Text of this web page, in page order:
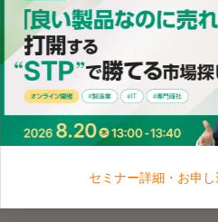
セミナー詳細・お申し